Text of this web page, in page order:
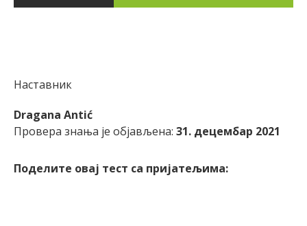
Наставник
Dragana Antić
Провера знања је објављена: 31. децембар 2021
Поделите овај тест са пријатељима: